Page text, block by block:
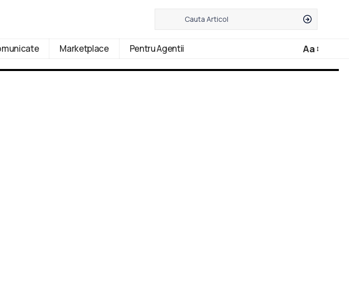
Marketplace Pentru Agentii Aa